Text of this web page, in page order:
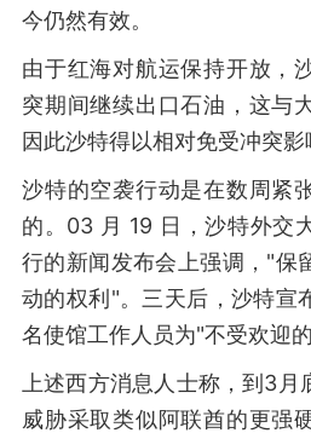
今仍然有效。
由于红海对航运保持开放，
突期间继续出口石油，这与
因此沙特得以相对免受冲突影
沙特的空袭行动是在数周紧
的。03 月 19 日，沙特外交
行的新闻发布会上强调，"保
动的权利"。三天后，沙特宣
名使馆工作人员为"不受欢迎的
上述西方消息人士称，到3
威胁采取类似阿联酋的更强